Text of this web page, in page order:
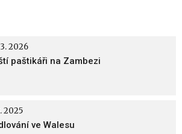
paštikáři na Zambezi
2026
ve Walesu
2025